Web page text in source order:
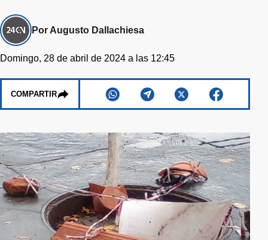
Por Augusto Dallachiesa
Domingo, 28 de abril de 2024 a las 12:45
COMPARTIR